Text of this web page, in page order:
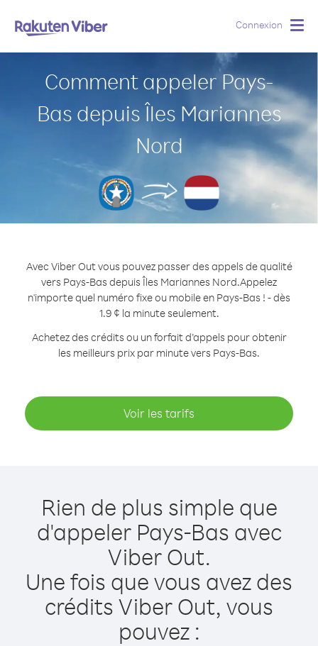
Connexion
Comment appeler Pays-
Bas depuis Îles Mariannes
Nord
Avec Viber Out vous pouvez passer des appels de qualité
vers Pays-Bas depuis Îles Mariannes Nord.Appelez
n'importe quel numéro fixe ou mobile en Pays-Bas ! - dès
1.9 ¢ la minute seulement.
Achetez des crédits ou un forfait d’appels pour obtenir
les meilleurs prix par minute vers Pays-Bas.
Voir les tarifs
Rien de plus simple que
d'appeler Pays-Bas avec
Viber Out.
Une fois que vous avez des
crédits Viber Out, vous
pouvez :